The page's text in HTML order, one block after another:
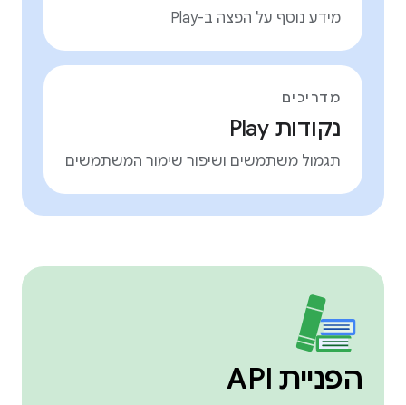
מידע נוסף על הפצה ב-Play
מדריכים
נקודות Play
תגמול משתמשים ושיפור שימור המשתמשים
הפניית API